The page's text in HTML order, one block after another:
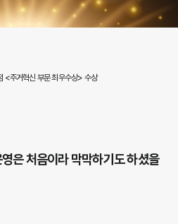
<주거혁신 부문 최우수상> 수상
은 처음이라 막막하기도 하셨을